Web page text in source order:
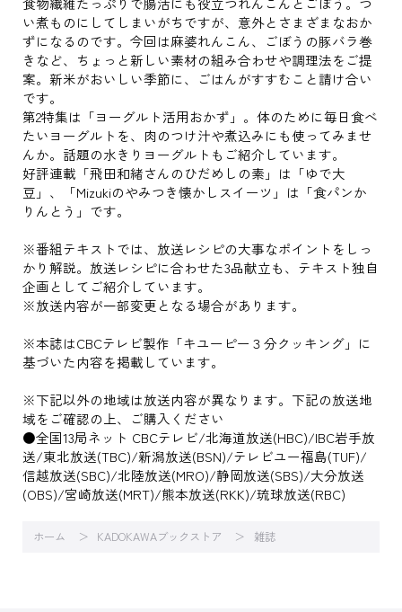
い煮ものにしてしまいがちですが、意外とさまざまなおか
ずになるのです。今回は麻婆れんこん、ごぼうの豚バラ巻
きなど、ちょっと新しい素材の組み合わせや調理法をご提
案。新米がおいしい季節に、ごはんがすすむこと請け合い
です。
第2特集は「ヨーグルト活用おかず」。体のために毎日食べ
たいヨーグルトを、肉のつけ汁や煮込みにも使ってみませ
んか。話題の水きりヨーグルトもご紹介しています。
好評連載「飛田和緒さんのひだめしの素」は「ゆで大
豆」、「Mizukiのやみつき懐かしスイーツ」は「食パンか
りんとう」です。
※番組テキストでは、放送レシピの大事なポイントをしっ
かり解説。放送レシピに合わせた3品献立も、テキスト独自
企画としてご紹介しています。
※放送内容が一部変更となる場合があります。
※本誌はCBCテレビ製作「キユーピー３分クッキング」に
基づいた内容を掲載しています。
※下記以外の地域は放送内容が異なります。下記の放送地
域をご確認の上、ご購入ください
●全国13局ネット CBCテレビ/北海道放送(HBC)/IBC岩手放
送/東北放送(TBC)/新潟放送(BSN)/テレビユー福島(TUF)/
信越放送(SBC)/北陸放送(MRO)/静岡放送(SBS)/大分放送
(OBS)/宮崎放送(MRT)/熊本放送(RKK)/琉球放送(RBC)
ホーム KADOKAWAブックストア 雑誌